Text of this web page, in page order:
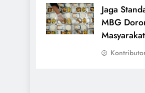
Jaga
MBG
Masyarakat